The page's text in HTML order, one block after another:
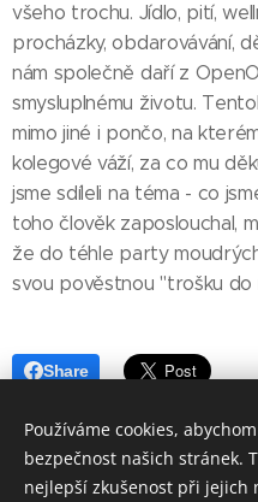
všeho trochu. Jídlo, pití,
procházky, obdarovávání,
nám společně daří z
smysluplnému životu.
mimo jiné i pončo, na
kolegové váží, za co mu
jsme sdíleli na téma - co
toho člověk zaposlouchal,
že do téhle party
svou pověstnou "trošku do
Share
ShareFacebook
LinkedIn
Email
Používáme cookies,
bezpečnost našich stránek.
nejlepší zkušenost při jejich